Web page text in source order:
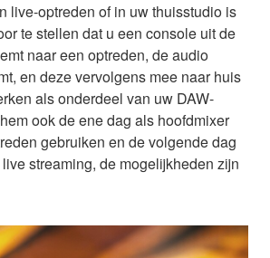
live-optreden of in uw thuisstudio is
te stellen dat u een console uit de
naar een optreden, de audio
en deze vervolgens mee naar huis
als onderdeel van uw DAW-
ook de ene dag als hoofdmixer
gebruiken en de volgende dag
streaming, de mogelijkheden zijn